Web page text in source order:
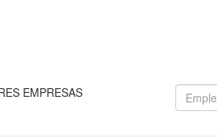
EMPRESAS